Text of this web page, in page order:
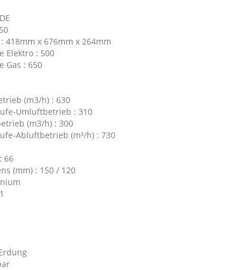
418mm x 676mm x 264mm
Elektro : 500
Gas : 650
(m3/h) : 630
Umluftbetrieb : 310
(m3/h) : 300
Abluftbetrieb (m³/h) : 730
66
(mm) : 150 / 120